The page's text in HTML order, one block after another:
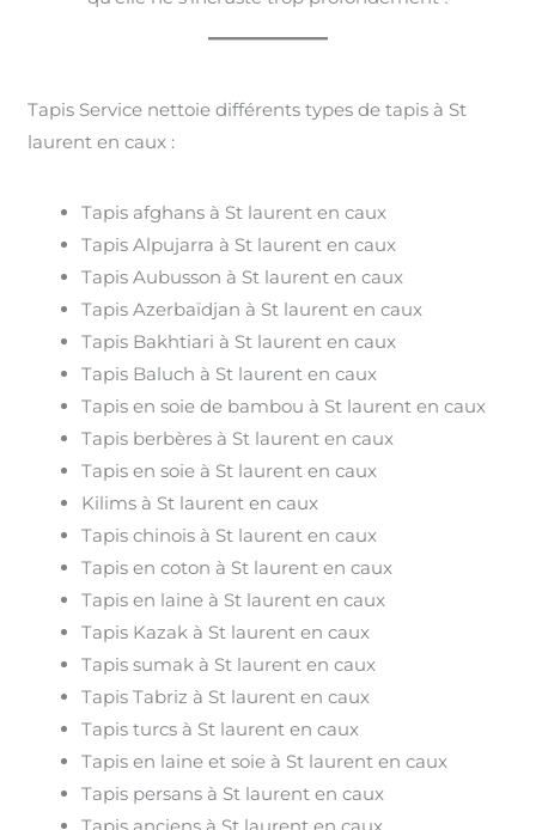
Tapis Service nettoie différents types de tapis à St
laurent en caux :
Tapis afghans à St laurent en caux
Tapis Alpujarra à St laurent en caux
Tapis Aubusson à St laurent en caux
Tapis Azerbaïdjan à St laurent en caux
Tapis Bakhtiari à St laurent en caux
Tapis Baluch à St laurent en caux
Tapis en soie de bambou à St laurent en caux
Tapis berbères à St laurent en caux
Tapis en soie à St laurent en caux
Kilims à St laurent en caux
Tapis chinois à St laurent en caux
Tapis en coton à St laurent en caux
Tapis en laine à St laurent en caux
Tapis Kazak à St laurent en caux
Tapis sumak à St laurent en caux
Tapis Tabriz à St laurent en caux
Tapis turcs à St laurent en caux
Tapis en laine et soie à St laurent en caux
Tapis persans à St laurent en caux